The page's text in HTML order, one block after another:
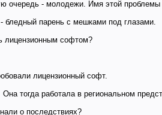
- молодежи. Имя этой проблемы
бледный парень с мешками под глазами.
лицензионным софтом?
лицензионный софт.
тогда работала в региональном
о последствиях?